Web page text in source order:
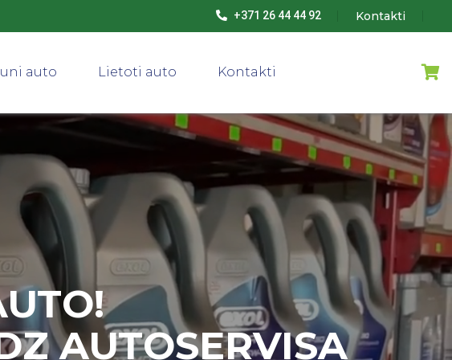
auto Lietoti auto Kontakti
Kontakti
+371 26 44 44 92
AUTOSERVISA